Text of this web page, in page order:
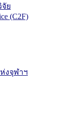
ย
(C2F)
งจุฬาฯ